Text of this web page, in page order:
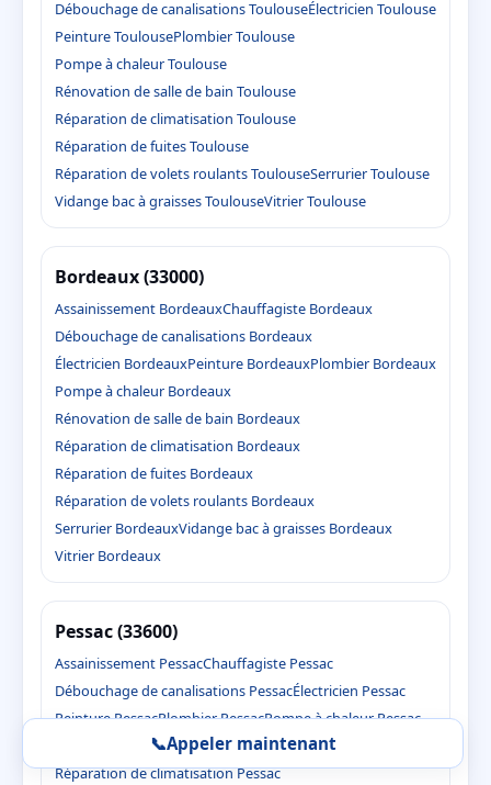
Débouchage de canalisations ToulouseÉlectricien Toulouse
Peinture ToulousePlombier Toulouse
Pompe à chaleur Toulouse
Rénovation de salle de bain Toulouse
Réparation de climatisation Toulouse
Réparation de fuites Toulouse
Réparation de volets roulants ToulouseSerrurier Toulouse
Vidange bac à graisses ToulouseVitrier Toulouse
Bordeaux (33000)
Assainissement BordeauxChauffagiste Bordeaux
Débouchage de canalisations Bordeaux
Électricien BordeauxPeinture BordeauxPlombier Bordeaux
Pompe à chaleur Bordeaux
Rénovation de salle de bain Bordeaux
Réparation de climatisation Bordeaux
Réparation de fuites Bordeaux
Réparation de volets roulants Bordeaux
Serrurier BordeauxVidange bac à graisses Bordeaux
Vitrier Bordeaux
Pessac (33600)
Assainissement PessacChauffagiste Pessac
Débouchage de canalisations PessacÉlectricien Pessac
Peinture PessacPlombier PessacPompe à chaleur Pessac
Rénovation de salle de bain Pessac
Réparation de climatisation Pessac
📞Appeler maintenant